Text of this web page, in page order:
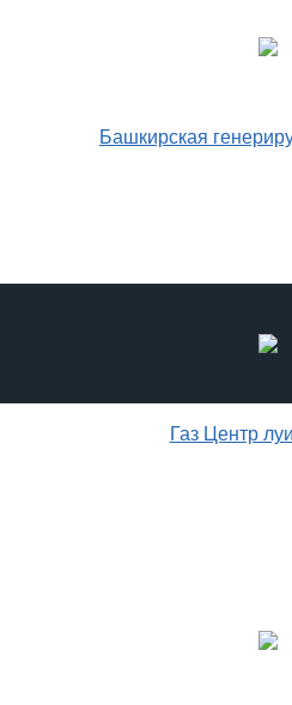
Башкирская
Газ Центр